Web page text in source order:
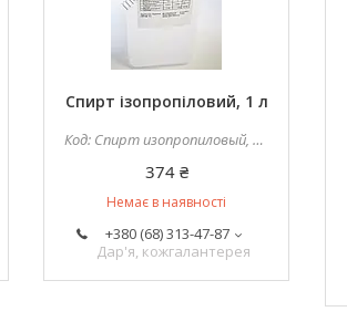
Спирт ізопропіловий, 1 л
Спирт изопропиловый, 1 л
374 ₴
Немає в наявності
+380 (68) 313-47-87
Дар'я, кожгалантерея